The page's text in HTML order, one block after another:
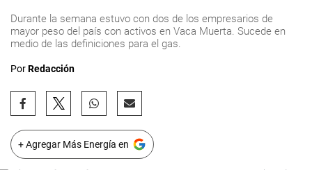
Durante la semana estuvo con dos de los empresarios de
mayor peso del país con activos en Vaca Muerta. Sucede en
medio de las definiciones para el gas.
PorRedacción
+ Agregar Más Energía en